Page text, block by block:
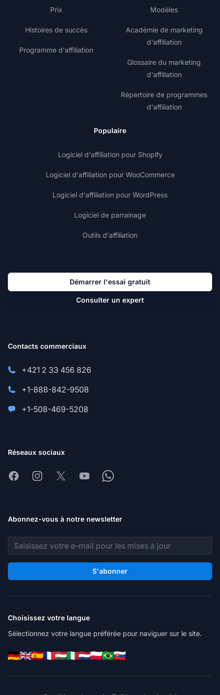
Prix
Histoires de succès
Programme d'affiliation
Modèles
Académie de marketing
d'affiliation
Glossaire du marketing
d'affiliation
Répertoire de programmes
d'affiliation
Populaire
Logiciel d'affiliation pour Shopify
Logiciel d'affiliation pour WooCommerce
Logiciel d'affiliation pour WordPress
Logiciel de parrainage
Outils d'affiliation
Démarrer l'essai gratuit
Consulter un expert
Contacts commerciaux
+421 2 33 456 826
+1-888-842-9508
+1-508-469-5208
Réseaux sociaux
FacebookInstagram
X YoutubeWhatsapp
Abonnez-vous à notre newsletter
Adresse e-mail
S'abonner
Choisissez votre langue
Sélectionnez votre langue préférée pour naviguer sur le site.